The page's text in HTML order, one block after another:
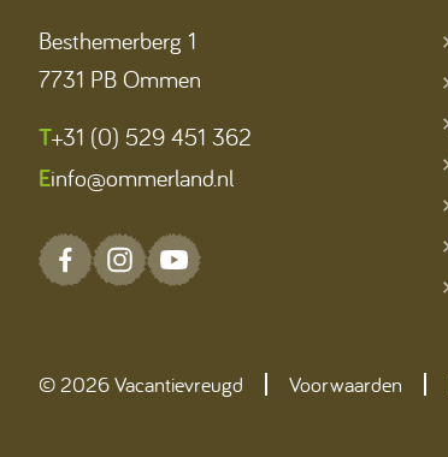
Besthemerberg 1
7731 PB Ommen
T+31 (0) 529 451 362
Einfo@ommerland.nl
© 2026 Vacantievreugd Voorwaarden